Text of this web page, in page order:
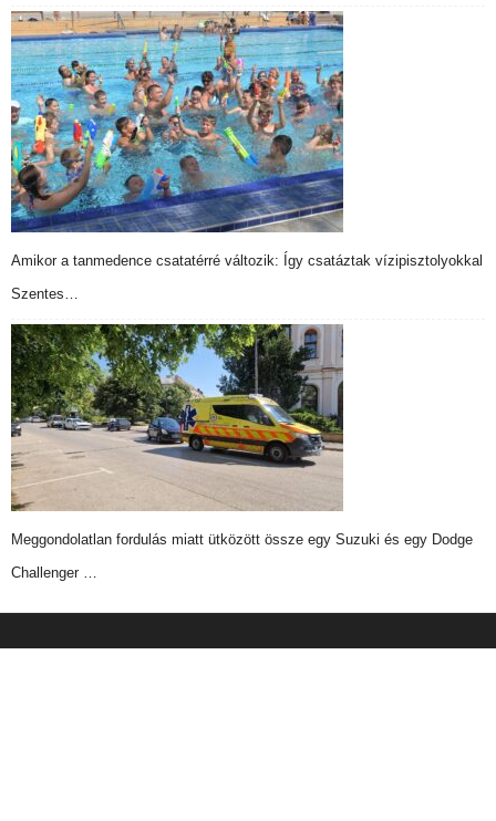
Amikor a tanmedence csatatérré változik: Így csatáztak vízipisztolyokkal
Szentes…
Meggondolatlan fordulás miatt ütközött össze egy Suzuki és egy Dodge
Challenger …